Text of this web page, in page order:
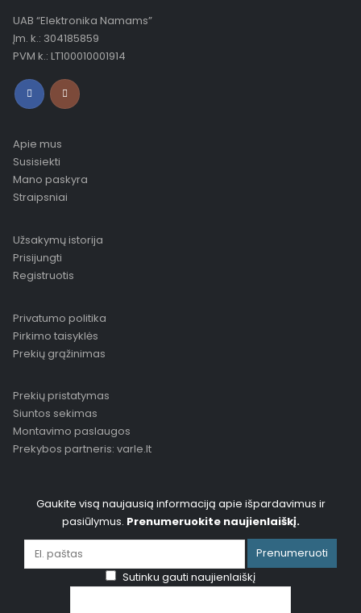
UAB “Elektronika Namams”
Įm. k.: 304185859
PVM k.: LT100010001914
Apie mus
Susisiekti
Mano paskyra
Straipsniai
Užsakymų istorija
Prisijungti
Registruotis
Privatumo politika
Pirkimo taisyklės
Prekių grąžinimas
Prekių pristatymas
Siuntos sekimas
Montavimo paslaugos
Prekybos partneris: varle.lt
Gaukite visą naujausią informaciją apie išpardavimus ir
pasiūlymus. Prenumeruokite naujienlaiškį.
Prenumeruoti
Sutinku gauti naujienlaiškį